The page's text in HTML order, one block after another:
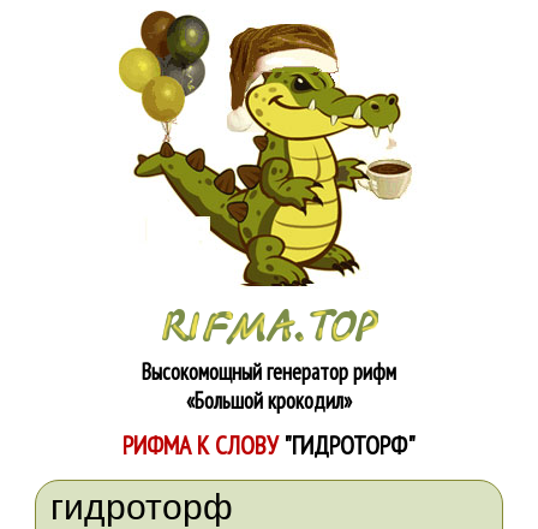
Высокомощный генератор рифм
«Большой крокодил»
РИФМА К СЛОВУ"ГИДРОТОРФ"